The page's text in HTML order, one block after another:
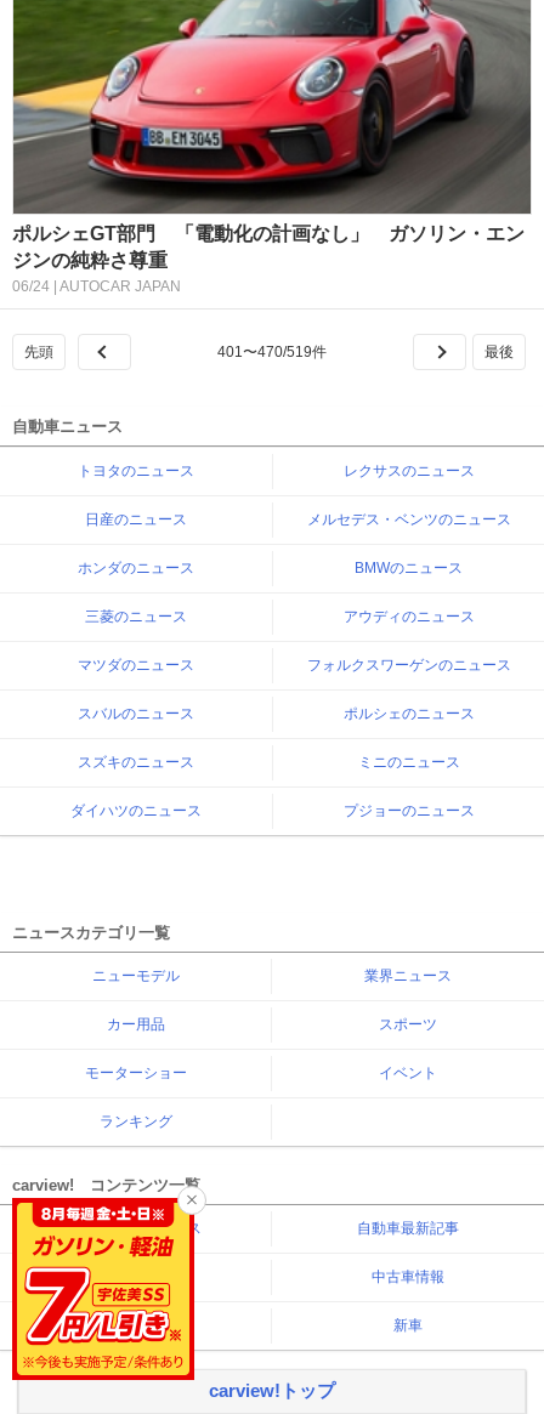
ポルシェGT部門 「電動化の計画なし」 ガソリン・エン
ジンの純粋さ尊重
06/24 | AUTOCAR JAPAN
401 〜470/519件
自動車ニュース
トヨタのニュース レクサスのニュース
日産のニュース メルセデス・ベンツのニュース
ホンダのニュース BMWのニュース
三菱のニュース アウディのニュース
マツダのニュース フォルクスワーゲンのニュース
スバルのニュース ポルシェのニュース
スズキのニュース ミニのニュース
ダイハツのニュース プジョーのニュース
ニュースカテゴリ一覧
ニューモデル 業界ニュース
カー用品 スポーツ
モーターショー イベント
ランキング
carview! コンテンツ一覧
自動車最新ニュース 自動車最新記事
自動車カタログ 中古車情報
車買取 新車
carview!トップ